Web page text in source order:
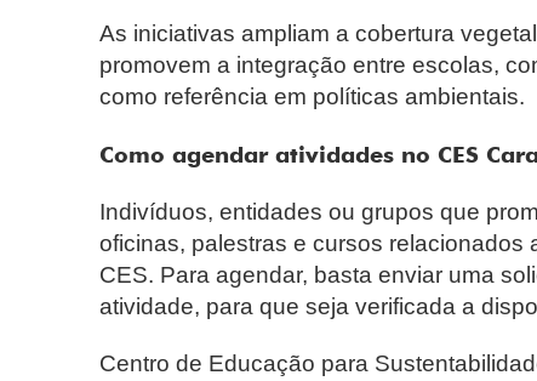
As iniciativas ampliam a cobertura
promovem a integração entre escolas,
como referência em políticas ambientais.
Como agendar atividades no CES
Indivíduos, entidades ou grupos que
oficinas, palestras e cursos
CES. Para agendar, basta enviar uma
atividade, para que seja verificada a
Centro de Educação para